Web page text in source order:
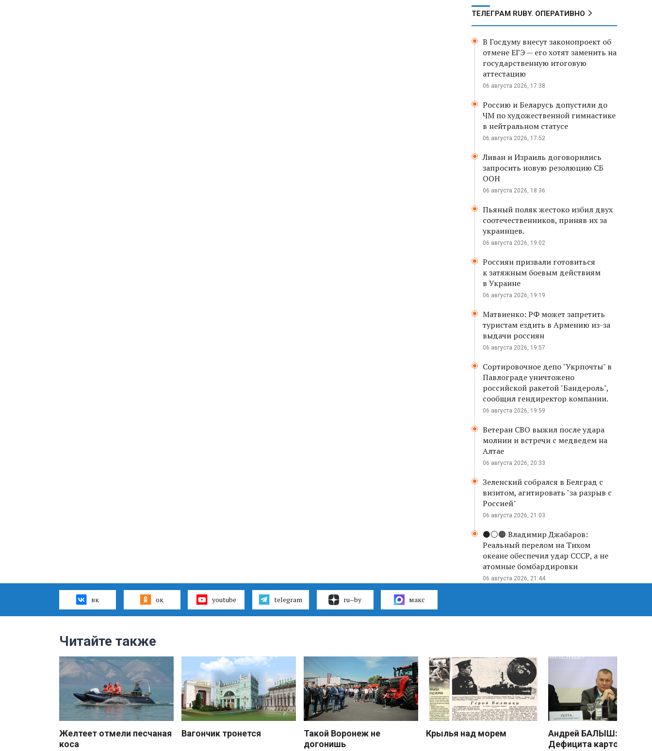
ТЕЛЕГРАМ RUBY. ОПЕРАТИВНО
В Госдуму внесут законопроект об
отмене ЕГЭ — его хотят заменить на
государственную итоговую
аттестацию
06 августа 2026, 17:38
Россию и Беларусь допустили до
ЧМ по художественной гимнастике
в нейтральном статусе
06 августа 2026, 17:52
Ливан и Израиль договорились
запросить новую резолюцию СБ
ООН
06 августа 2026, 18:36
Пьяный поляк жестоко избил двух
соотечественников, приняв их за
украинцев.
06 августа 2026, 19:02
Россиян призвали готовиться
к затяжным боевым действиям
в Украине
06 августа 2026, 19:19
Матвиенко: РФ может запретить
туристам ездить в Армению из-за
выдачи россиян
06 августа 2026, 19:57
Сортировочное депо "Укрпочты" в
Павлограде уничтожено
российской ракетой "Бандероль",
сообщил гендиректор компании.
06 августа 2026, 19:59
Ветеран СВО выжил после удара
молнии и встречи с медведем на
Алтае
06 августа 2026, 20:33
Зеленский собрался в Белград с
визитом, агитировать "за разрыв с
Россией"
06 августа 2026, 21:03
⚫️⚪️🟤 Владимир Джабаров:
Реальный перелом на Тихом
океане обеспечил удар СССР, а не
атомные бомбардировки
06 августа 2026, 21:44
вк ок youtube telegram ru–by макс
Читайте также
Желтеет отмели песчаная
коса
Вагончик тронется
Такой Воронеж не
догонишь
Крылья над морем
Андрей БАЛЫШ:
Дефицита картофеля не